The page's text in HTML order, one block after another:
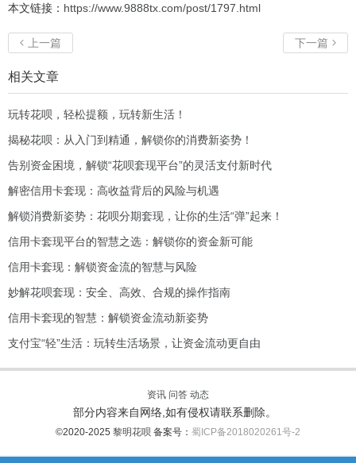
本文链接： https://www.9888tx.com/post/1797.html
 上一篇 下一篇 
相关文章
玩转花呗，轻松提额，玩转新生活！
揭秘花呗：从入门到精通，解锁你的消费新姿势！
告别资金困境，解锁“花呗套现平台”的灵活支付新时代
解密信用卡套现：高收益背后的风险与机遇
解锁消费新姿势：花呗分期套现，让你的生活“弹”起来！
信用卡套现平台的智慧之选：解锁你的资金新可能
信用卡套现：解锁资金流的智慧与风险
妙解花呗套现：安全、高效、合规的操作指南
信用卡套现的智慧：解锁资金流动新姿势
支付宝“轻”生活：玩转生活场景，让资金流动更自由
资讯 问答 动态
部分内容来自网络,如有侵权请联系删除。
©2020-2025 黎明花呗 备案号： 蜀ICP备2018020261号-2